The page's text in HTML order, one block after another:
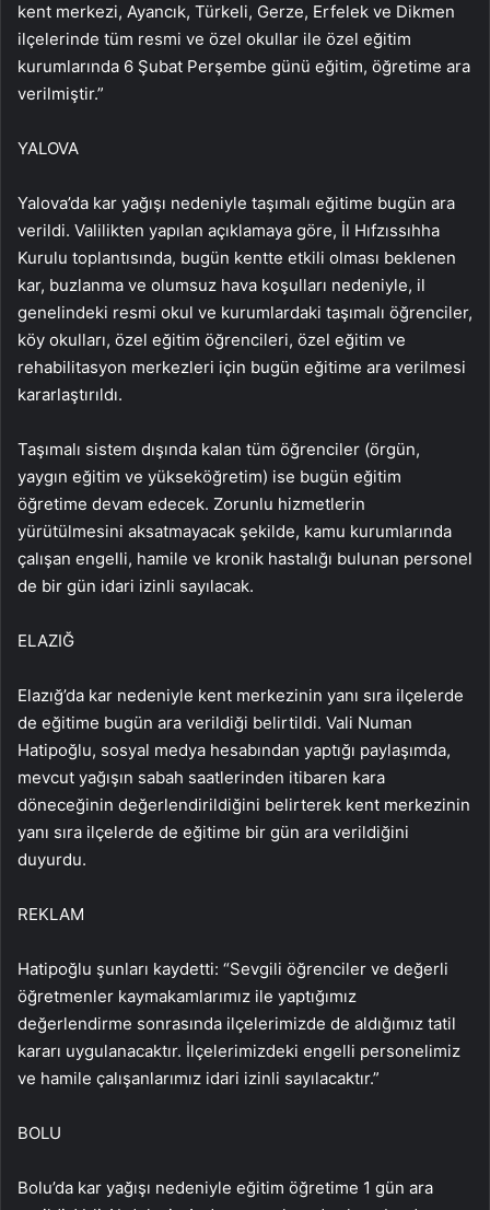
kent merkezi, Ayancık, Türkeli, Gerze, Erfelek ve Dikmen
ilçelerinde tüm resmi ve özel okullar ile özel eğitim
kurumlarında 6 Şubat Perşembe günü eğitim, öğretime ara
verilmiştir.”
YALOVA
Yalova’da kar yağışı nedeniyle taşımalı eğitime bugün ara
verildi. Valilikten yapılan açıklamaya göre, İl Hıfzıssıhha
Kurulu toplantısında, bugün kentte etkili olması beklenen
kar, buzlanma ve olumsuz hava koşulları nedeniyle, il
genelindeki resmi okul ve kurumlardaki taşımalı öğrenciler,
köy okulları, özel eğitim öğrencileri, özel eğitim ve
rehabilitasyon merkezleri için bugün eğitime ara verilmesi
kararlaştırıldı.
Taşımalı sistem dışında kalan tüm öğrenciler (örgün,
yaygın eğitim ve yükseköğretim) ise bugün eğitim
öğretime devam edecek. Zorunlu hizmetlerin
yürütülmesini aksatmayacak şekilde, kamu kurumlarında
çalışan engelli, hamile ve kronik hastalığı bulunan personel
de bir gün idari izinli sayılacak.
ELAZIĞ
Elazığ’da kar nedeniyle kent merkezinin yanı sıra ilçelerde
de eğitime bugün ara verildiği belirtildi. Vali Numan
Hatipoğlu, sosyal medya hesabından yaptığı paylaşımda,
mevcut yağışın sabah saatlerinden itibaren kara
döneceğinin değerlendirildiğini belirterek kent merkezinin
yanı sıra ilçelerde de eğitime bir gün ara verildiğini
duyurdu.
REKLAM
Hatipoğlu şunları kaydetti: “Sevgili öğrenciler ve değerli
öğretmenler kaymakamlarımız ile yaptığımız
değerlendirme sonrasında ilçelerimizde de aldığımız tatil
kararı uygulanacaktır. İlçelerimizdeki engelli personelimiz
ve hamile çalışanlarımız idari izinli sayılacaktır.”
BOLU
Bolu’da kar yağışı nedeniyle eğitim öğretime 1 gün ara